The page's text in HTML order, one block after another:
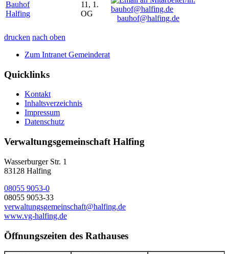
Bauhof
Halfing
11, 1.
OG
bauhof@halfing.de
drucken nach oben
Zum Intranet Gemeinderat
Quicklinks
Kontakt
Inhaltsverzeichnis
Impressum
Datenschutz
Verwaltungsgemeinschaft Halfing
Wasserburger Str. 1
83128 Halfing
08055 9053-0
08055 9053-33
verwaltungsgemeinschaft@halfing.de
www.vg-halfing.de
Öffnungszeiten des Rathauses